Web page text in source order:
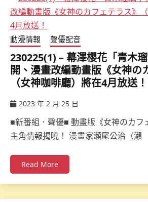
動漫情報 聲優配音
230225(1) – 幕澤櫻花「青木
開、漫畫改編動畫版《女神の
（女神咖啡廳）將在4月放送！
2023 年 2 月 25 日
■新番組．聲優■ 動畫版《女神のカフ
主角情報揭曉！ 漫畫家瀬尾公治（瀨
Read More